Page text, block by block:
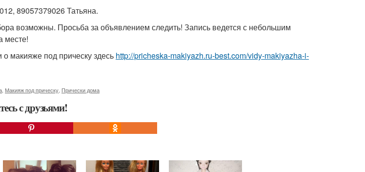
89057379026 Татьяна.
возможны. Просьба за объявлением следить! Запись ведется с небольшим
месте!
о макияже под прическу здесь http://pricheska-makiyazh.ru-best.com/vidy-makiyazha-i-
Макияж под прическу Прически дома
с друзьями!